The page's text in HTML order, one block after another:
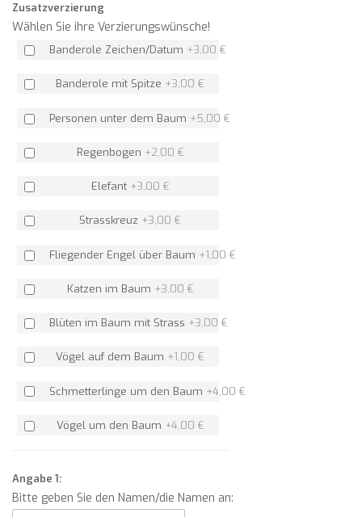
Zusatzverzierung
Wählen Sie ihre Verzierungswünsche!
Banderole Zeichen/Datum +3,00 €
Banderole mit Spitze +3,00 €
Personen unter dem Baum +5,00 €
Regenbogen +2,00 €
Elefant +3,00 €
Strasskreuz +3,00 €
Fliegender Engel über Baum +1,00 €
Katzen im Baum +3,00 €
Blüten im Baum mit Strass +3,00 €
Vögel auf dem Baum +1,00 €
Schmetterlinge um den Baum +4,00 €
Vögel um den Baum +4,00 €
Angabe 1:
Bitte geben Sie den Namen/die Namen an: